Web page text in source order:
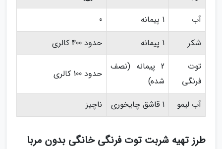
آب
1 پیمانه
0
شکر
1 پیمانه
حدود 400 کالری
توت
فرنگی
2 پیمانه (نصف
شده)
حدود 100 کالری
آب لیمو 1 قاشق چایخوری ناچیز
طرز تهیه شربت توت فرنگی خانگی بدون مربا